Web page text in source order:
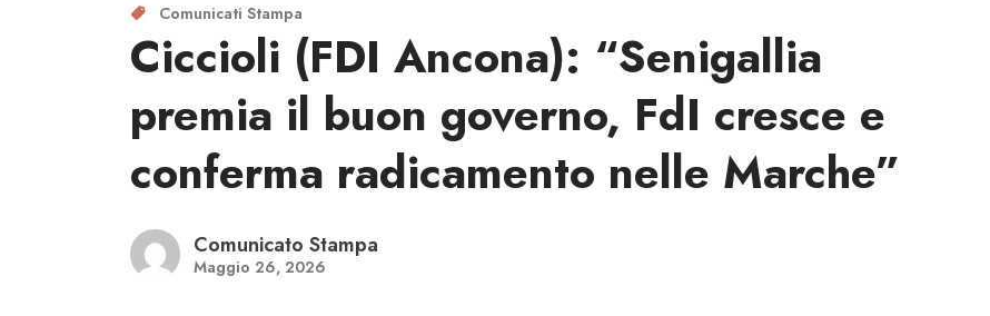
Comunicati Stampa
Ciccioli (FDI Ancona): “Senigallia
premia il buon governo, FdI cresce e
conferma radicamento nelle Marche”
Comunicato Stampa
Maggio 26, 2026